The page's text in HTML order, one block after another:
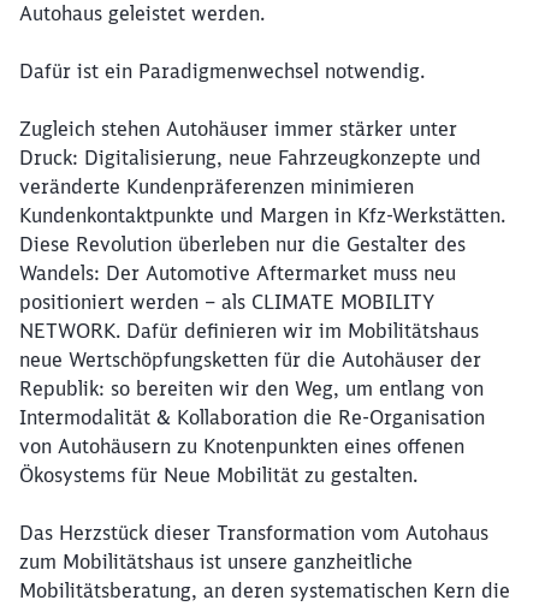
Autohaus geleistet werden.
Dafür ist ein Paradigmenwechsel notwendig.
Zugleich stehen Autohäuser immer stärker unter
Druck: Digitalisierung, neue Fahrzeugkonzepte und
veränderte Kundenpräferenzen minimieren
Kundenkontaktpunkte und Margen in Kfz-Werkstätten.
Diese Revolution überleben nur die Gestalter des
Wandels: Der Automotive Aftermarket muss neu
positioniert werden – als CLIMATE MOBILITY
NETWORK. Dafür definieren wir im Mobilitätshaus
neue Wertschöpfungsketten für die Autohäuser der
Republik: so bereiten wir den Weg, um entlang von
Intermodalität & Kollaboration die Re-Organisation
von Autohäusern zu Knotenpunkten eines offenen
Ökosystems für Neue Mobilität zu gestalten.
Das Herzstück dieser Transformation vom Autohaus
zum Mobilitätshaus ist unsere ganzheitliche
Mobilitätsberatung, an deren systematischen Kern die